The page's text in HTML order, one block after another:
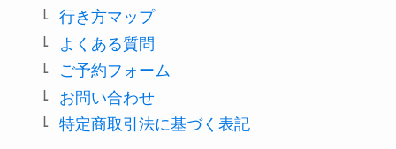
行き方マップ
よくある質問
ご予約フォーム
お問い合わせ
特定商取引法に基づく表記